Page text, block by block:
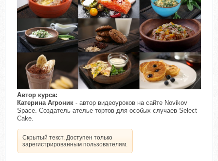
Автор курса:
Катерина Агроник - автор видеоуроков на сайте Novikov
Space. Создатель ателье тортов для особых случаев Select
Cake.
Скрытый текст. Доступен только
зарегистрированным пользователям.